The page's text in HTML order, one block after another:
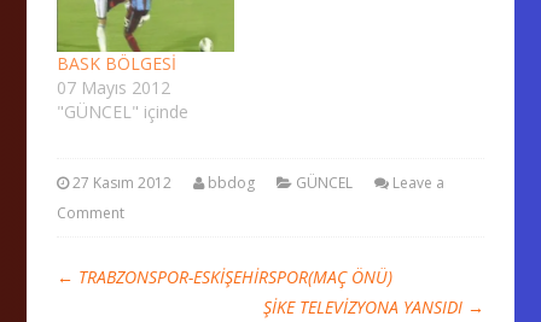
BASK BÖLGESİ
07 Mayıs 2012
"GÜNCEL" içinde
27 Kasım 2012 bbdog GÜNCEL
Leave a
Comment
← TRABZONSPOR-ESKİŞEHİRSPOR(MAÇ ÖNÜ)
ŞİKE TELEVİZYONA YANSIDI →